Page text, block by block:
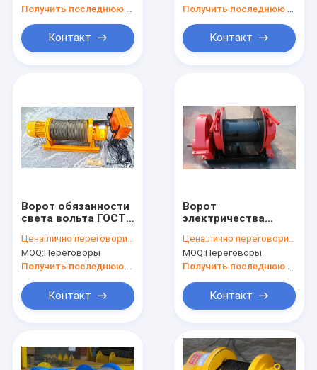
кранов
Контакт Контакт
Ворот обязанности
света вольта ГОСТ
СТАНДАРТ) 110-440
ISO CE
электрический для
Цена:лично переговорить
MOQ:Переговоры
Контакт
Ворот
электричества
емкости ISO
промышленный
2000lb 4500lb
Цена:лично переговорить
MOQ:Переговоры
Контакт